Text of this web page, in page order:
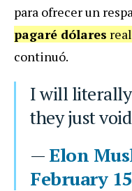
para ofrecer un
pagaré dólares
continuó.
I will literally pay actual $ if
they just
— Elon
February